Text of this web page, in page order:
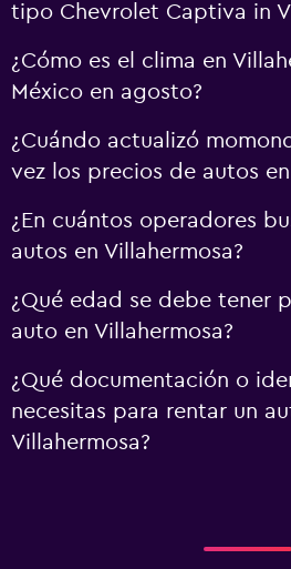
tipo Chevrolet Captiva in
¿Cómo es el clima en
México en agosto?
¿Cuándo actualizó
vez los precios de autos
¿En cuántos operadores
autos en Villahermosa?
¿Qué edad se debe tener
auto en Villahermosa?
¿Qué documentación o
necesitas para rentar un
Villahermosa?